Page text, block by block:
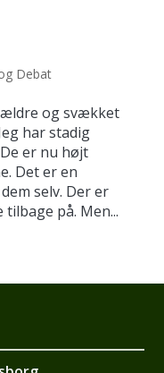
Debat
ældre og svækket
har stadig
er nu højt
Det er en
selv. Der er
på. Men...